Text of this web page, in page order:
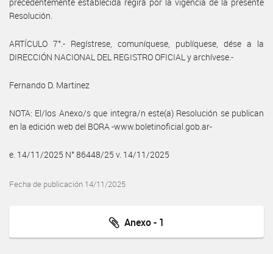
Resolución.
ARTÍCULO 7°.- Regístrese, comuníquese, publíquese, dése a la
DIRECCIÓN NACIONAL DEL REGISTRO OFICIAL y archívese.-
Fernando D. Martinez
NOTA: El/los Anexo/s que integra/n este(a) Resolución se publican
en la edición web del BORA -www.boletinoficial.gob.ar-
e. 14/11/2025 N° 86448/25 v. 14/11/2025
Fecha de publicación 14/11/2025
Anexo - 1